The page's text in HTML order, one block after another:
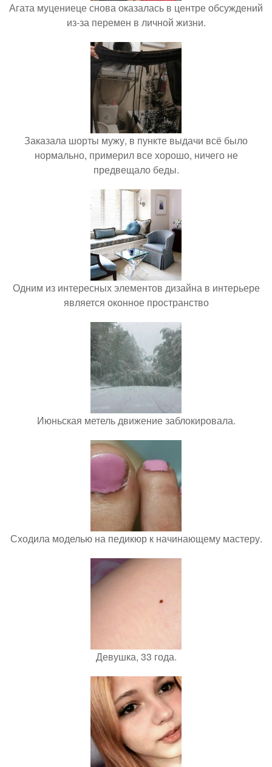
Агата муцениеце снова оказалась в центре обсуждений
из-за перемен в личной жизни.
Заказала шорты мужу, в пункте выдачи всё было
нормально, примерил все хорошо, ничего не
предвещало беды.
Одним из интересных элементов дизайна в интерьере
является оконное пространство
Июньская метель движение заблокировала.
Сходила моделью на педикюр к начинающему мастеру.
Девушка, 33 года.